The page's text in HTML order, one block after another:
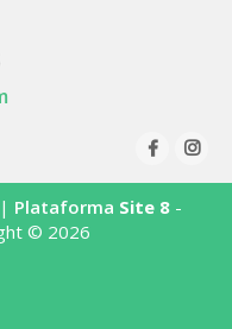
| Plataforma Site 8-
© 2026